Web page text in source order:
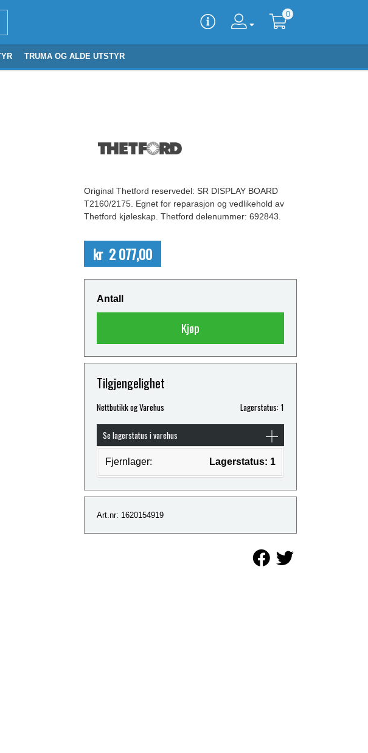
0
TRUMA OG ALDE UTSTYR
Original Thetford reservedel: SR DISPLAY BOARD
T2160/2175. Egnet for reparasjon og vedlikehold av
Thetford kjøleskap. Thetford delenummer: 692843.
kr 2 077,00
Antall
Kjøp
Tilgjengelighet
Nettbutikk og Varehus Lagerstatus: 1
Se lagerstatus i varehus
Fjernlager: Lagerstatus: 1
Art.nr: 1620154919